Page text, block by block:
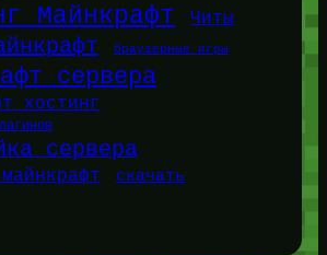
Майнкрафт Читы
браузерные игры
сервера
хостинг
сервера
скачать